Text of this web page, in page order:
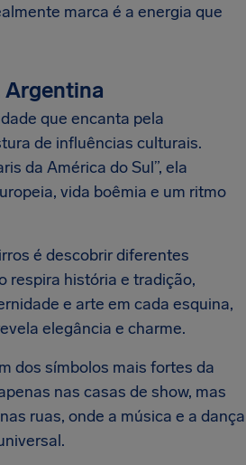
marca é a energia que
Argentina
que encanta pela
de influências culturais.
da América do Sul”, ela
vida boêmia e um ritmo
é descobrir diferentes
respira história e tradição,
e arte em cada esquina,
elegância e charme.
dos símbolos mais fortes da
nas casas de show, mas
ruas, onde a música e a dança